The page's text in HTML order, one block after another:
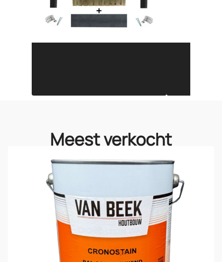
Meest verkocht